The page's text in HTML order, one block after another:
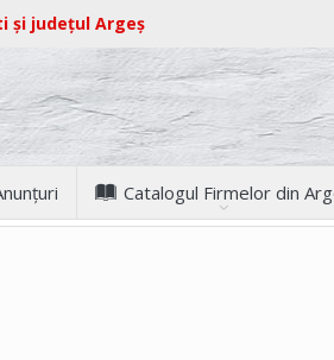
și județul Argeș
Catalogul Firmelor din